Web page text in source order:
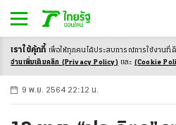
-ก ก ก+
9 พ.ย. 2564 22:12 น.
เราใช้คุ้กกี้ เพื่อให้ทุกคนได้ประสบการณ์การใช้งานที่
อ่านเพิ่มเติมคลิก (Privacy Policy) และ (Cookie